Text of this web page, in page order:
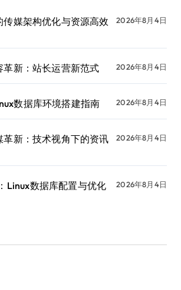
传媒架构优化与资源高效
2026年8月4日
革新：站长运营新范式 2026年8月4日
数据库环境搭建指南 2026年8月4日
革新：技术视角下的资讯
2026年8月4日
Linux数据库配置与优化 2026年8月4日